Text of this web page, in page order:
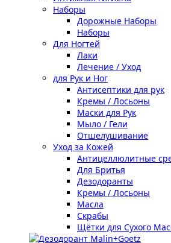
Наборы
Дорожные Наборы
Наборы
Для Ногтей
Лаки
Лечение / Уход
для Рук и Ног
Антисептики для рук
Кремы / Лосьоны
Маски для Рук
Мыло / Гели
Отшелушивание
Уход за Кожей
Антицеллюлитные
Для Бритья
Дезодоранты
Кремы / Лосьоны
Масла
Скрабы
Щётки для Сухого